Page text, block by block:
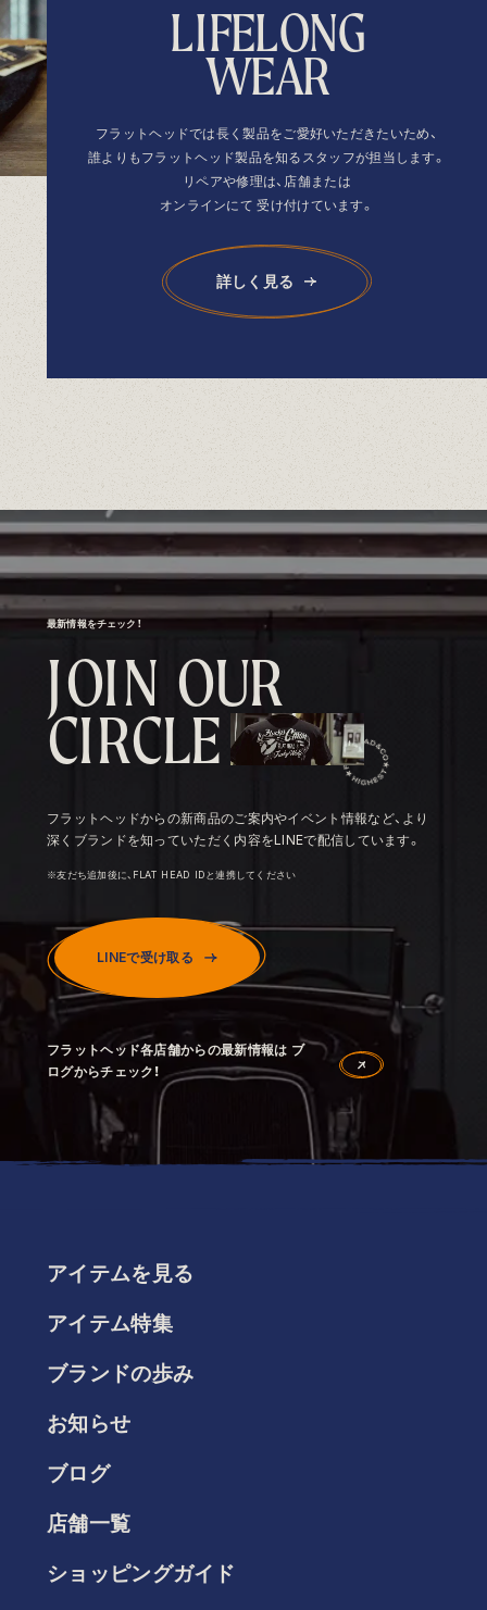
LIFELONG
WEAR
フラットヘッドでは長く製品をご愛好いただきたいため、
誰よりもフラットヘッド製品を知るスタッフが担当します。
リペアや修理は、店舗または
オンラインにて 受け付けています。
詳しく見る
最新情報をチェック！
JOIN OUR
CIRCLE
フラットヘッドからの新商品のご案内やイベント情報など、より
深くブランドを知っていただく内容をLINEで配信しています。
※友だち追加後に、FLAT HEAD IDと連携してください
LINEで受け取る
フラットヘッド各店舗からの最新情報は ブ
ログからチェック！
アイテムを見る
アイテム特集
ブランドの歩み
お知らせ
ブログ
店舗一覧
ショッピングガイド